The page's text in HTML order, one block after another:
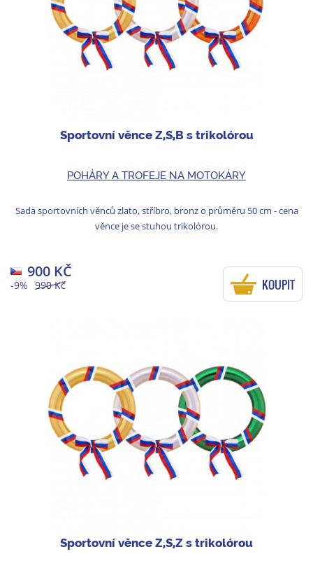
Sportovní věnce Z,S,B s trikolórou
POHÁRY A TROFEJE NA MOTOKÁRY
Sada sportovních věnců zlato, stříbro, bronz o průměru 50 cm - cena
věnce je se stuhou trikolórou.
990 Kč
-9%
900 KČ
KOUPIT
Sportovní věnce Z,S,Z s trikolórou